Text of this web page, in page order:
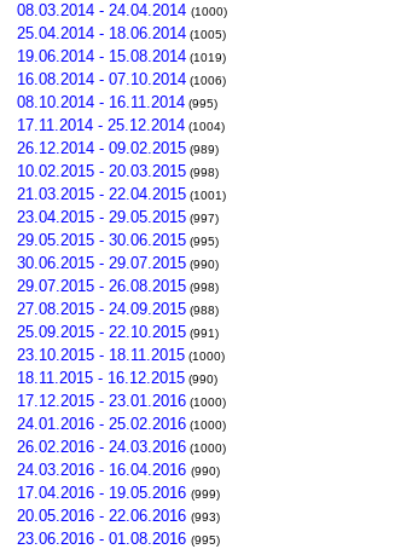
08.03.2014 - 24.04.2014 (1000)
25.04.2014 - 18.06.2014 (1005)
19.06.2014 - 15.08.2014 (1019)
16.08.2014 - 07.10.2014 (1006)
08.10.2014 - 16.11.2014 (995)
17.11.2014 - 25.12.2014 (1004)
26.12.2014 - 09.02.2015 (989)
10.02.2015 - 20.03.2015 (998)
21.03.2015 - 22.04.2015 (1001)
23.04.2015 - 29.05.2015 (997)
29.05.2015 - 30.06.2015 (995)
30.06.2015 - 29.07.2015 (990)
29.07.2015 - 26.08.2015 (998)
27.08.2015 - 24.09.2015 (988)
25.09.2015 - 22.10.2015 (991)
23.10.2015 - 18.11.2015 (1000)
18.11.2015 - 16.12.2015 (990)
17.12.2015 - 23.01.2016 (1000)
24.01.2016 - 25.02.2016 (1000)
26.02.2016 - 24.03.2016 (1000)
24.03.2016 - 16.04.2016 (990)
17.04.2016 - 19.05.2016 (999)
20.05.2016 - 22.06.2016 (993)
23.06.2016 - 01.08.2016 (995)